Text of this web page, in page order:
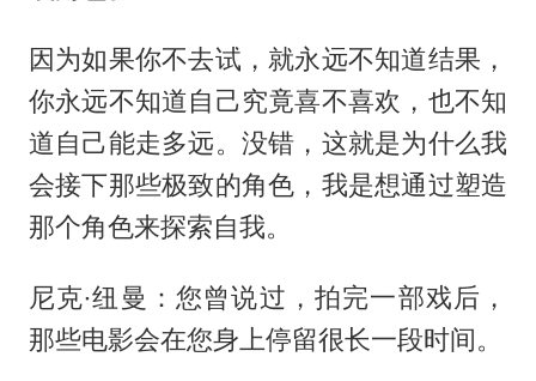
因为如果你不去试，就永远不知道结果，
你永远不知道自己究竟喜不喜欢，也不知
道自己能走多远。没错，这就是为什么我
会接下那些极致的角色，我是想通过塑造
那个角色来探索自我。
尼克·纽曼：您曾说过，拍完一部戏后，
那些电影会在您身上停留很长一段时间。